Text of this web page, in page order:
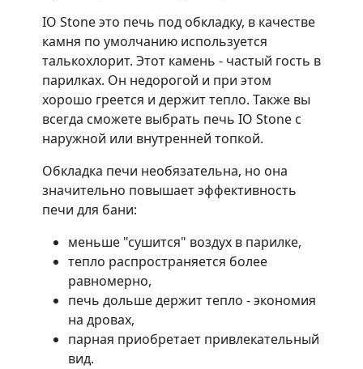
IO Stone это печь под обкладку, в качестве
камня по умолчанию используется
талькохлорит. Этот камень - частый гость в
парилках. Он недорогой и при этом
хорошо греется и держит тепло. Также вы
всегда сможете выбрать печь IO Stone с
наружной или внутренней топкой.
Обкладка печи необязательна, но она
значительно повышает эффективность
печи для бани:
меньше "сушится" воздух в парилке,
тепло распространяется более
равномерно,
печь дольше держит тепло - экономия
на дровах,
парная приобретает привлекательный
вид.